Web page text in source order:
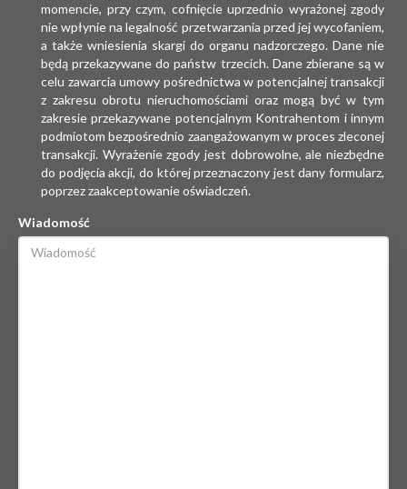
momencie, przy czym, cofnięcie uprzednio wyrażonej zgody
nie wpłynie na legalność przetwarzania przed jej wycofaniem,
a także wniesienia skargi do organu nadzorczego. Dane nie
będą przekazywane do państw trzecich. Dane zbierane są w
celu zawarcia umowy pośrednictwa w potencjalnej transakcji
z zakresu obrotu nieruchomościami oraz mogą być w tym
zakresie przekazywane potencjalnym Kontrahentom i innym
podmiotom bezpośrednio zaangażowanym w proces zleconej
transakcji. Wyrażenie zgody jest dobrowolne, ale niezbędne
do podjęcia akcji, do której przeznaczony jest dany formularz,
poprzez zaakceptowanie oświadczeń.
Wiadomość